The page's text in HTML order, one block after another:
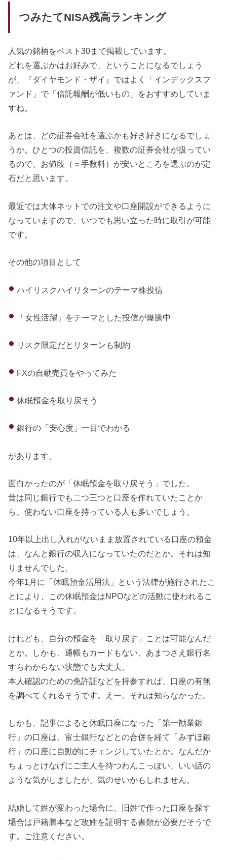
つみたてNISA残高ランキング
人気の銘柄をベスト30まで掲載しています。
どれを選ぶかはお好みで、ということになるでしょう
が、『ダイヤモンド・ザイ』ではよく「インデックスフ
ァンド」で「信託報酬が低いもの」をおすすめしていま
すね。
あとは、どの証券会社を選ぶかも好き好きになるでしょ
うか。ひとつの投資信託を、複数の証券会社が扱ってい
るので、お値段（＝手数料）が安いところを選ぶのが定
石だと思います。
最近では大体ネットでの注文や口座開設ができるように
なっていますので、いつでも思い立った時に取引が可能
です。
その他の項目として
ハイリスクハイリターンのテーマ株投信
「女性活躍」をテーマとした投信が爆騰中
リスク限定だとリターンも制約
FXの自動売買をやってみた
休眠預金を取り戻そう
銀行の「安心度」一目でわかる
があります。
面白かったのが「休眠預金を取り戻そう」でした。
昔は同じ銀行でも二つ三つと口座を作れていたことか
ら、使わない口座を持っている人も多いでしょう。
10年以上出し入れがないまま放置されている口座の預金
は、なんと銀行の収入になっていたのだとか。それは知
りませんでした。
今年1月に「休眠預金活用法」という法律が施行されたこ
とにより、この休眠預金はNPOなどの活動に使われるこ
とになるそうです。
けれども、自分の預金を「取り戻す」ことは可能なんだ
とか。しかも、通帳もカードもない、あまつさえ銀行名
すらわからない状態でも大丈夫。
本人確認のための免許証などを持参すれば、口座の有無
を調べてくれるそうです。えー。それは知らなかった。
しかも、記事によると休眠口座になった「第一勧業銀
行」の口座は、富士銀行などとの合併を経て「みずほ銀
行」の口座に自動的にチェンジしていたとか。なんだか
ちょっとけなげにご主人を待つわんこっぽい、いい話の
ような気がしましたが、気のせいかもしれません。
結婚して姓が変わった場合に、旧姓で作った口座を探す
場合は戸籍謄本など改姓を証明する書類が必要だそうで
す。ご注意ください。